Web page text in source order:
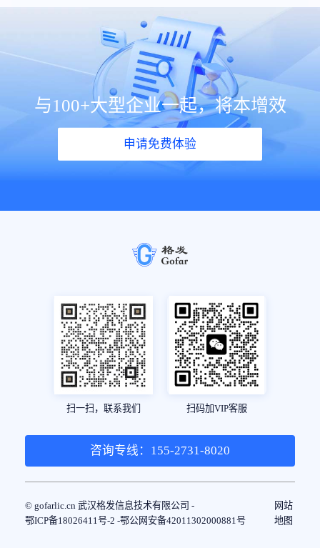
与100+大型企业一起，将本增效
申请免费体验
扫一扫，联系我们 扫码加VIP客服
咨询专线：155-2731-8020
© gofarlic.cn 武汉格发信息技术有限公司 -
鄂ICP备18026411号-2 -鄂公网安备42011302000881号
网站
地图